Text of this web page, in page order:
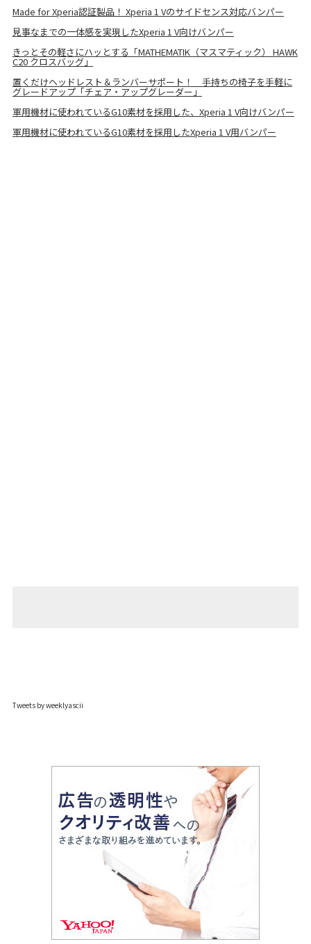
Made for Xperia認証製品！ Xperia 1 Vのサイドセンス対応バンパー
見事なまでの一体感を実現したXperia 1 V向けバンパー
きっとその軽さにハッとする「MATHEMATIK（マスマティック） HAWK
C20 クロスバッグ」
置くだけヘッドレスト＆ランバーサポート！ 手持ちの椅子を手軽に
グレードアップ「チェア・アップグレーダー」
軍用機材に使われているG10素材を採用した、Xperia 1 V向けバンパー
軍用機材に使われているG10素材を採用したXperia 1 V用バンパー
Tweets by weeklyascii